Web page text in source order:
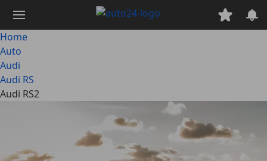
contenuto
principale
Home
Auto
Audi
Audi RS
Audi RS2